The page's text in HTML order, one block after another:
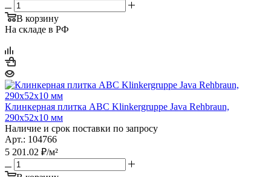
В корзину
На складе в РФ
Клинкерная плитка ABC Klinkergruppe Java Rehbraun,
290х52х10 мм
Наличие и срок поставки по запросу
Арт.: 104766
5 201.02 ₽/м²